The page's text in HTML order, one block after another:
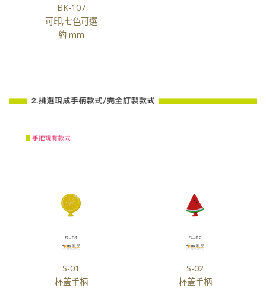
BK-107
可印,七色可選
約 mm
S-01
杯蓋手柄
S-02
杯蓋手柄